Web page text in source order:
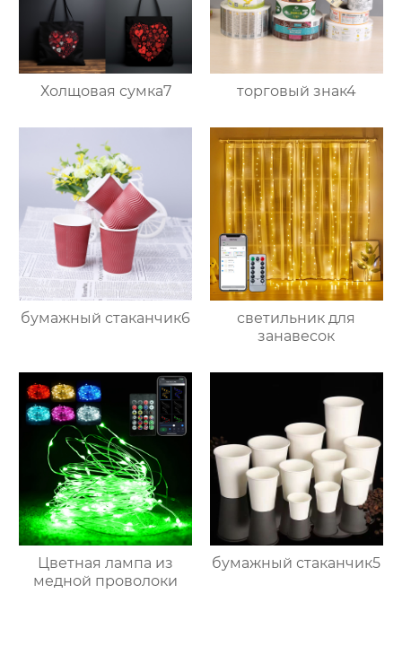
Холщовая сумка7 торговый знак4
бумажный стаканчик6
светильник для
занавесок
Цветная лампа из
медной проволоки
бумажный стаканчик5